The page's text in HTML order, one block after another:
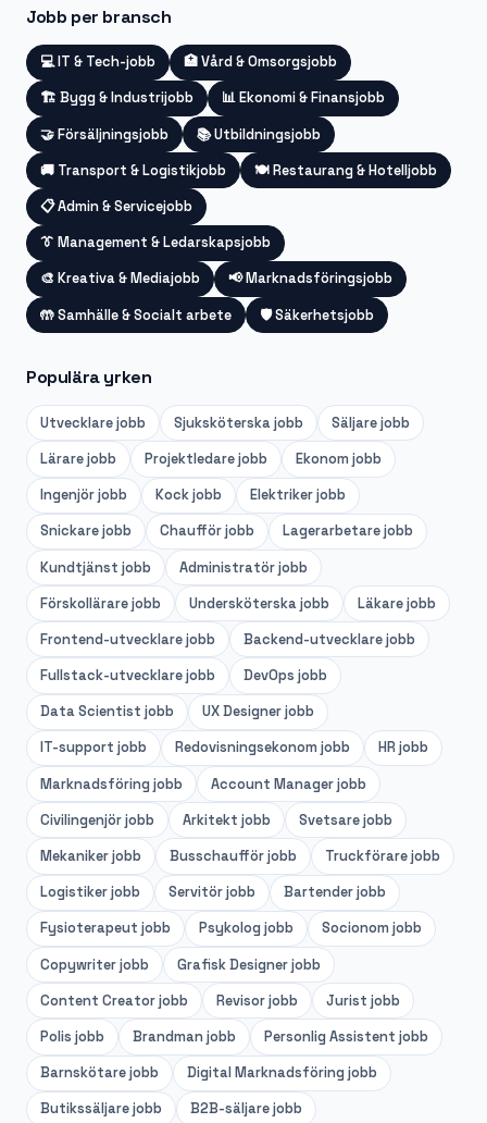
Jobb per bransch
💻IT & Tech-jobb 🏥Vård & Omsorgsjobb
🏗️ Bygg & Industrijobb 📊Ekonomi & Finansjobb
🤝Försäljningsjobb 📚Utbildningsjobb
🚚 Transport & Logistikjobb 🍽️Restaurang & Hotelljobb
📋Admin & Servicejobb
👔 Management & Ledarskapsjobb
🎨 Kreativa & Mediajobb 📢Marknadsföringsjobb
🤲Samhälle & Socialt arbete 🛡️Säkerhetsjobb
Populära yrken
Utvecklarejobb Sjuksköterskajobb Säljarejobb
Lärarejobb Projektledarejobb Ekonom jobb
Ingenjörjobb Kockjobb Elektrikerjobb
Snickarejobb Chaufförjobb Lagerarbetarejobb
Kundtjänst jobb Administratörjobb
Förskollärarejobb Undersköterskajobb Läkarejobb
Frontend-utvecklarejobb Backend-utvecklarejobb
Fullstack-utvecklarejobb DevOps jobb
Data Scientist jobb UX Designerjobb
IT-support jobb Redovisningsekonom jobb HR jobb
Marknadsföring jobb Account Managerjobb
Civilingenjörjobb Arkitekt jobb Svetsarejobb
Mekanikerjobb Busschaufförjobb Truckförarejobb
Logistikerjobb Servitörjobb Bartenderjobb
Fysioterapeut jobb Psykolog jobb Socionom jobb
Copywriterjobb Grafisk Designerjobb
Content Creatorjobb Revisorjobb Jurist jobb
Polis jobb Brandman jobb Personlig Assistent jobb
Barnskötarejobb Digital Marknadsföring jobb
Butikssäljarejobb B2B-säljarejobb